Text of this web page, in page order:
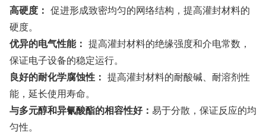
高硬度： 促进形成致密均匀的网络结构，提高灌封材料的
硬度。
优异的电气性能： 提高灌封材料的绝缘强度和介电常数，
保证电子设备的稳定运行。
良好的耐化学腐蚀性： 提高灌封材料的耐酸碱、耐溶剂性
能，延长使用寿命。
与多元醇和异氰酸酯的相容性好： 易于分散，保证反应的均
匀性。